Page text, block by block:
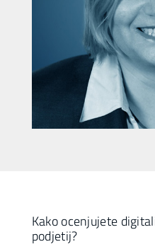
Kako ocenjujete
podjetij?